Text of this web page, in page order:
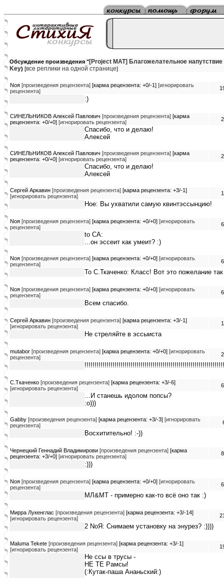
Обсуждение произведения "[Project MAT] Благожелательное
Key) [все реплики на одной странице]
Nоя [произведения рецензента] [карма рецензента: +0/-1] [игнорировать
рецензента]
:)
СИНЕЛЬНИКОВ Алексей Павлович [произведения рецензента] [карма
рецензента: +0/+0] [игнорировать рецензента]
Спасибо, что и делаю!
Алексей
СИНЕЛЬНИКОВ Алексей Павлович [произведения рецензента] [карма
рецензента: +0/+0] [игнорировать рецензента]
Спасибо, что и делаю!
Алексей
Сергей Аркавин [произведения рецензента] [карма рецензента: +3/-1]
[игнорировать рецензента]
Ное: Вы ухватили самую квинтэссынцию!
Noя [произведения рецензента] [карма рецензента: +0/+0] [игнорировать
рецензента]
to CA:
...он эссеит как умеит? :)
Noя [произведения рецензента] [карма рецензента: +0/+0] [игнорировать
рецензента]
To С.Ткаченко: Класс! Вот это пожелание
Noя [произведения рецензента] [карма рецензента: +0/+0] [игнорировать
рецензента]
Всем спасибо.
Сергей Аркавин [произведения рецензента] [карма рецензента: +3/-1]
[игнорировать рецензента]
Не стреляйте в эссыиста
mutabor [произведения рецензента] [карма рецензента: +0/+0] [игнорировать
рецензента]
C.Tкаченко [произведения рецензента] [карма рецензента: +3/-6]
[игнорировать рецензента]
...И станешь идолом попсы?
:о)))
Gabby [произведения рецензента] [карма рецензента: +3/-3] [игнорировать
рецензента]
Восхитительно! :-))
Чернецкий Геннадий Владимирови [произведения рецензента] [карма
рецензента: +3/+0] [игнорировать рецензента]
:)))
Noя [произведения рецензента] [карма рецензента: +0/+0] [игнорировать
рецензента]
МЛ&MT - примерно как-то всё оно так :)
Мирра Лукенглас [произведения рецензента] [карма рецензента: +3/-14]
[игнорировать рецензента]
2 NoЯ: Снимаем установку на энурез? :))))
Maluma Tekete [произведения рецензента] [карма рецензента: +3/-1]
[игнорировать рецензента]
Не ссы в трусы -
НЕ ТЕ Рамсы!
(:Кутак-паша Ананьский:)